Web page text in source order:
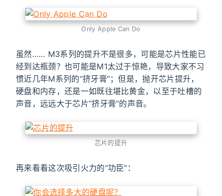
Only Apple Can Do
虽然…… M3系列的提升不是很多，可能是芯片性能已
经到达瓶颈？也可能是M1太过于惊艳，导致大家不习
惯近几年M系列的“挤牙膏”；但是，抛开芯片提升，
硬盘和内存，还是一如既往堪比黄金，以至于吐槽的
声音，远远大于芯片“挤牙膏”的声音。
芯片的提升
再来看看这次吸引火力的“功臣”：